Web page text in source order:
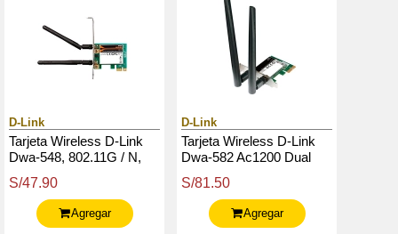
D-Link
Tarjeta Wireless D-Link
Dwa-548, 802.11G / N,
S/47.90
Agregar
D-Link
Tarjeta Wireless D-Link
Dwa-582 Ac1200 Dual
B / G / N / Ac, Pci-E X1.
S/81.50
Agregar